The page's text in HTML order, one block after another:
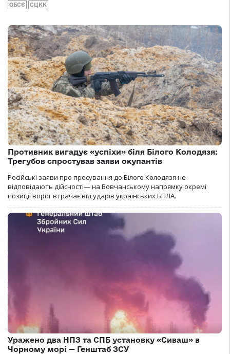
ОБСЄ СЦКК
Противник вигадує «успіхи» біля Білого Колодязя:
Трегубов спростував заяви окупантів
Російські заяви про просування до Білого Колодязя не
відповідають дійсності— на Вовчанському напрямку окремі
позиції ворог втрачає від ударів українських БПЛА.
Уражено два НПЗ та СПБ установку «Сиваш» в
Чорному морі — Генштаб ЗСУ